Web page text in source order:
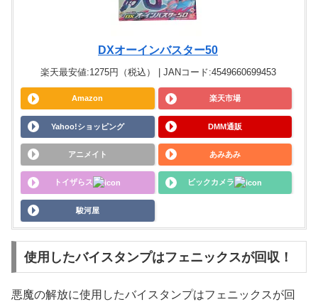
DXオーインバスター50
楽天最安値:1275円（税込） | JANコード:4549660699453
Amazon 楽天市場
Yahoo!ショッピング DMM通販
アニメイト あみあみ
トイザらス ビックカメラ
駿河屋
使用したバイスタンプはフェニックスが回収！
悪魔の解放に使用したバイスタンプはフェニックスが回